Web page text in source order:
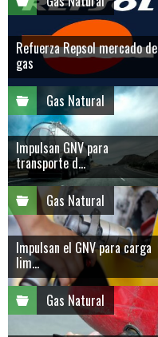
Refuerza Repsol mercado de
gas
Gas Natural
Impulsan GNV para
transporte d...
Gas Natural
Impulsan el GNV para carga
lim...
Gas Natural